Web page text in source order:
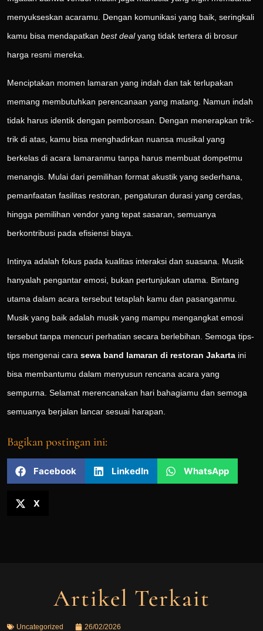
menyukseskan acaramu. Dengan komunikasi yang baik, seringkali
kamu bisa mendapatkan best dealyang tidak tertera di brosur
harga resmi mereka.
Menciptakan momen lamaran yang indah dan tak terlupakan
memang membutuhkan perencanaan yang matang. Namun indah
tidak harus identik dengan pemborosan. Dengan menerapkan trik-
trik di atas, kamu bisa menghadirkan nuansa musikal yang
berkelas di acara lamaranmu tanpa harus membuat dompetmu
menangis. Mulai dari pemilihan format akustik yang sederhana,
pemanfaatan fasilitas restoran, pengaturan durasi yang cerdas,
hingga pemilihan vendor yang tepat sasaran, semuanya
berkontribusi pada efisiensi biaya.
Intinya adalah fokus pada kualitas interaksi dan suasana. Musik
hanyalah pengantar emosi, bukan pertunjukan utama. Bintang
utama dalam acara tersebut tetaplah kamu dan pasanganmu.
Musik yang baik adalah musik yang mampu mengangkat emosi
tersebut tanpa mencuri perhatian secara berlebihan. Semoga tips-
tips mengenai cara sewa band lamaran di restoran Jakarta ini
bisa membantumu dalam menyusun rencana acara yang
sempurna. Selamat merencanakan hari bahagiamu dan semoga
semuanya berjalan lancar sesuai harapan.
Bagikan postingan ini:
Facebook LinkedIn WhatsApp
X
Artikel Terkait
Uncategorized 26/02/2026